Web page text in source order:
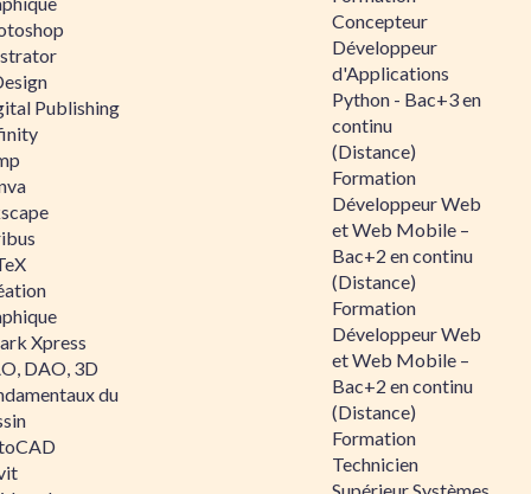
Publishing
Xpress
DAO, 3D
du
Concepteur
Développeur
d'Applications
Python - Bac+3 en
continu
(Distance)
Formation
Développeur Web
et Web Mobile –
Bac+2 en continu
(Distance)
Formation
Développeur Web
et Web Mobile –
Bac+2 en continu
(Distance)
Formation
Technicien